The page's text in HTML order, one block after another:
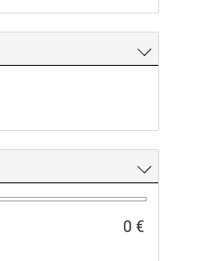
0 €